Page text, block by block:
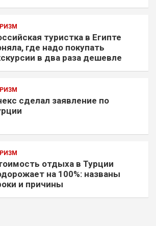
туристка в Египте
где надо покупать
в два раза дешевле
сделал заявление по
отдыха в Турции
на 100%: названы
и причины